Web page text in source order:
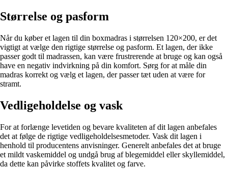
Størrelse og pasform
Når du køber et lagen til din boxmadras i størrelsen 120×200, er det
vigtigt at vælge den rigtige størrelse og pasform. Et lagen, der ikke
passer godt til madrassen, kan være frustrerende at bruge og kan også
have en negativ indvirkning på din komfort. Sørg for at måle din
madras korrekt og vælg et lagen, der passer tæt uden at være for
stramt.
Vedligeholdelse og vask
For at forlænge levetiden og bevare kvaliteten af dit lagen anbefales
det at følge de rigtige vedligeholdelsesmetoder. Vask dit lagen i
henhold til producentens anvisninger. Generelt anbefales det at bruge
et mildt vaskemiddel og undgå brug af blegemiddel eller skyllemiddel,
da dette kan påvirke stoffets kvalitet og farve.